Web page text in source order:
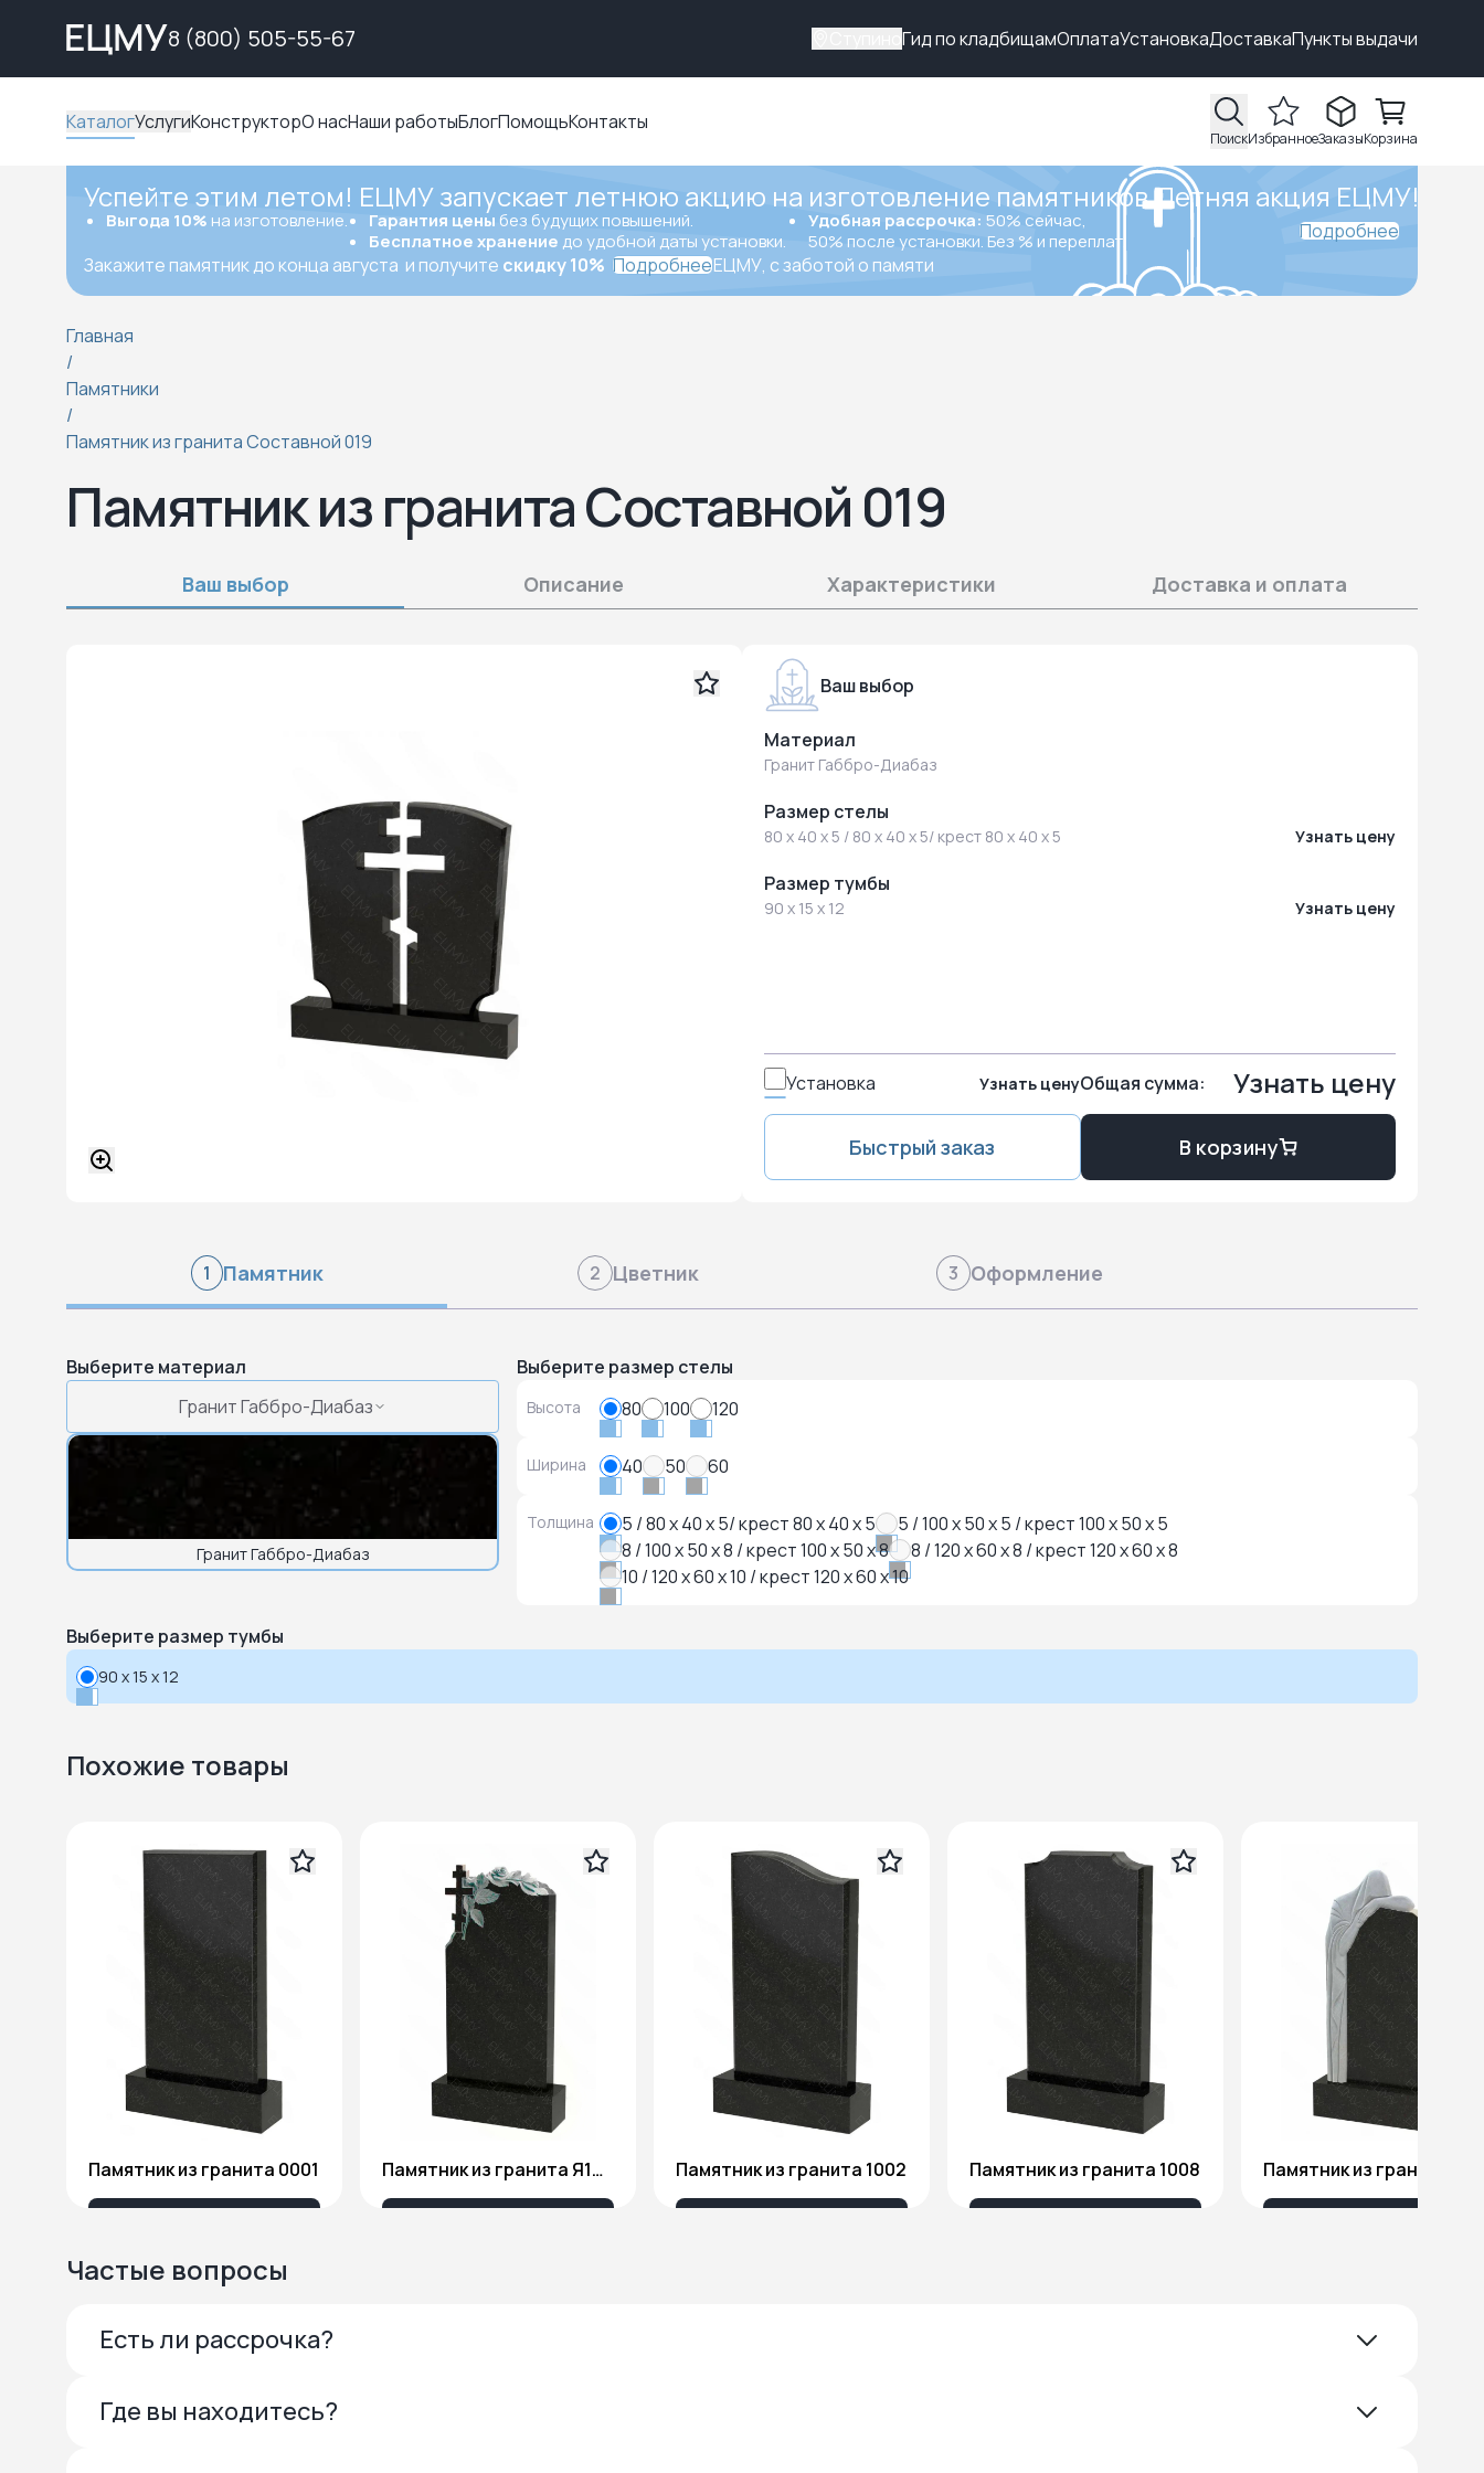
8 (800) 505-55-67 Гид по кладбищамОплатаУстановкаДоставкаПункты выдачи
КаталогУслугиКонструкторО насНаши работыБлогПомощьКонтакты
ПоискИзбранноеЗаказыКорзина
Успейте этим летом! ЕЦМУ запускает летнюю акцию на изготовление памятников.Летняя акция ЕЦМУ!
Выгода 10% на изготовление. Гарантия цены без будущих повышений.
Бесплатное хранение до удобной даты установки.
Удобная рассрочка: 50% сейчас,
50% после установки. Без % и переплат.
Закажите памятник до конца августа и получите скидку 10% ПодробнееЕЦМУ, с заботой о памяти
Подробнее
Главная
/
Памятники
/
Памятник из гранита Составной 019
Памятник из гранита Составной 019
Ваш выбор Описание Характеристики Доставка и оплата
Ваш выбор
Материал
Гранит Габбро-Диабаз
Размер стелы
80 x 40 x 5 / 80 x 40 x 5/ крест 80 x 40 x 5 Узнать цену
Размер тумбы
90 x 15 x 12 Узнать цену
Установка Узнать ценуОбщая сумма: Узнать цену
Быстрый заказ В корзину
1 Памятник 2 Цветник 3 Оформление
Выберите материал
Гранит Габбро-Диабаз
Гранит Габбро-Диабаз
Выберите размер стелы
Высота 80 100 120
Ширина 40 50 60
Толщина 5 / 80 x 40 x 5/ крест 80 x 40 x 5
5 / 100 x 50 x 5 / крест 100 x 50 x 5
8 / 100 x 50 x 8 / крест 100 x 50 x 8
8 / 120 x 60 x 8 / крест 120 x 60 x 8
10 / 120 x 60 x 10 / крест 120 x 60 x 10
Выберите размер тумбы
90 x 15 x 12
Похожие товары
Памятник из гранита 0001 Памятник из гранита Я1806 Памятник из гранита 1002 Памятник из гранита 1008
Частые вопросы
Есть ли рассрочка?
Где вы находитесь?